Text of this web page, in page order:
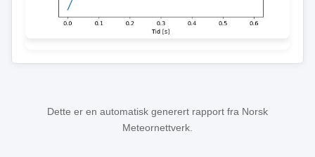
Dette er en automatisk generert rapport fra Norsk
Meteornettverk.